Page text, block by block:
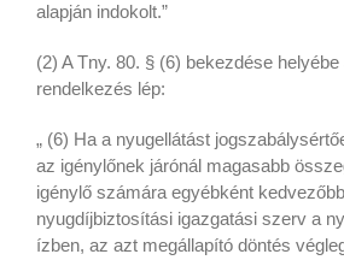
alapján indokolt.”
(2) A Tny. 80. § (6) bekezdése
rendelkezés lép:
„ (6) Ha a nyugellátást
az igénylőnek járónál magasabb
igénylő számára egyébként
nyugdíjbiztosítási igazgatási szerv a
ízben, az azt megállapító döntés